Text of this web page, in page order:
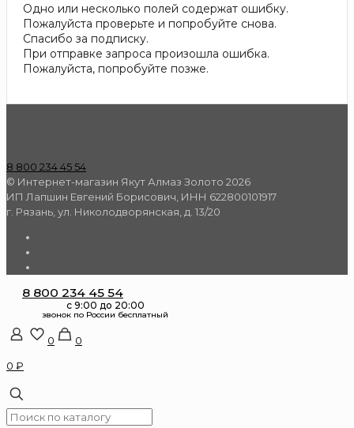
Одно или несколько полей содержат ошибку.
Пожалуйста проверьте и попробуйте снова.
Спасибо за подписку.
При отправке запроса произошла ошибка.
Пожалуйста, попробуйте позже.
8 800 234 45 54
© Интернет-магазин Якут Алмаз Золото 2026
ИП Лапшин Евгений Борисович, ИНН 622800101917
г. Рязань, ул. Николодворянская, д. 13/20
8 800 234 45 54
0
0
0 ₽